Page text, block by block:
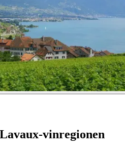
vinregionen